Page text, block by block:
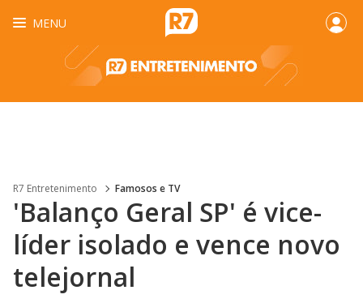
MENU
R7 Entretenimento Famosos e TV
'Balanço Geral SP' é vice-
líder isolado e vence novo
telejornal